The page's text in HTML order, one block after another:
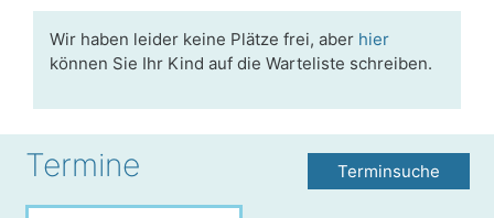
Wir haben leider keine Plätze frei, aber hier
können Sie Ihr Kind auf die Warteliste schreiben.
Termine Terminsuche